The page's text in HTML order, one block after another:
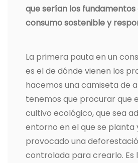
que serían los fundamentos
consumo sostenible y
La primera pauta en un
es el de dónde vienen los
hacemos una camiseta de
tenemos que procurar que
cultivo ecológico, que sea
entorno en el que se planta
provocado una
controlada para crearlo. Es